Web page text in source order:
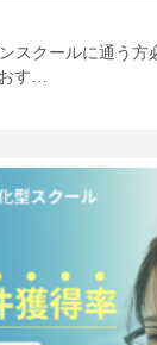
スクールに通う方
す…